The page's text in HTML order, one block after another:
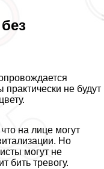
не будут
на лице могут
Но
могут не
бить тревогу.